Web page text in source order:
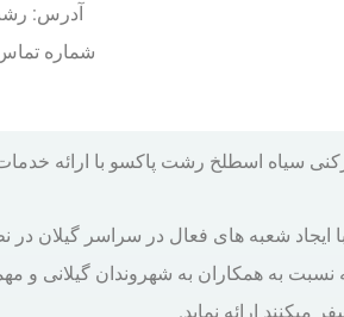
آدرس:
شماره
سیاه اسطلخ رشت پاکسو با ارائه
شعبه های فعال در سراسر گیلان در
نسبت به همکاران به شهروندان گیلانی و
میکنند ارائه نماید.